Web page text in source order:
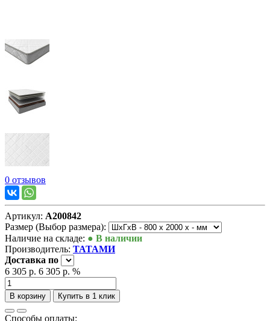
0 отзывов
Артикул: А200842
Размер (Выбор размера):
Наличие на складе: ● В наличии
Производитель: ТАТАМИ
Доставка по
6 305 р. 6 305 р. %
В корзину Купить в 1 клик
Способы оплаты: